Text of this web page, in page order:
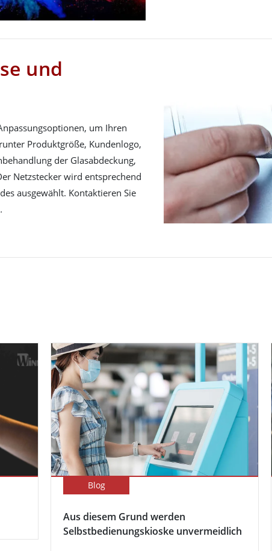
und
um Ihren
Produktgröße, Kundenlogo,
der Glasabdeckung,
Netzstecker wird entsprechend
ausgewählt. Kontaktieren Sie
Blog
Aus diesem Grund werden
Selbstbedienungskioske unvermeidlich